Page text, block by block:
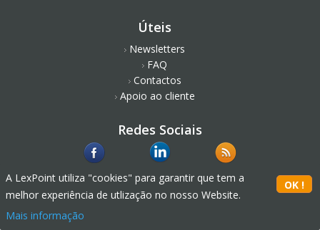
Úteis
Newsletters
FAQ
Contactos
Apoio ao cliente
Redes Sociais
A LexPoint utiliza "cookies" para garantir que tem a
melhor experiência de utlização no nosso Website.
Mais informação